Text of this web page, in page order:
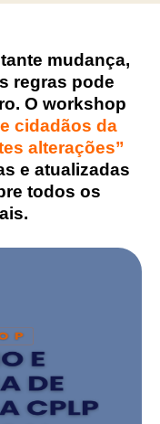
mudança,
regras pode
O workshop
cidadãos da
alterações”
e atualizadas
todos os